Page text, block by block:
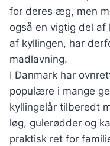
for deres æg, men
også en vigtig del af
af kyllingen, har
madlavning.
I Danmark har
populære i mange
kyllingelår tilberedt
løg, gulerødder og
praktisk ret for